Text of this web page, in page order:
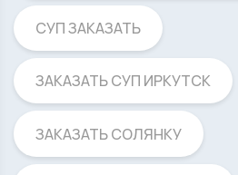
СУП ЗАКАЗАТЬ
ЗАКАЗАТЬ СУП ИРКУТСК
ЗАКАЗАТЬ СОЛЯНКУ